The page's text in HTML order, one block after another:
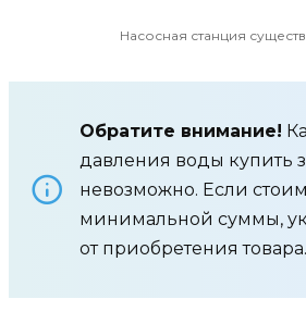
Насосная станция
Обратите внимание!
давления воды купить
невозможно. Если
минимальной суммы,
от приобретения товара.